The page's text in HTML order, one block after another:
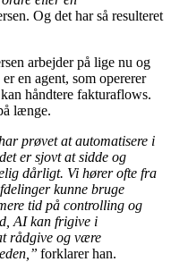
Og det har så resulteret
arbejder på lige nu og
en agent, som opererer
håndtere fakturaflows.
længe.
prøvet at automatisere i
er sjovt at sidde og
dårligt. Vi hører ofte fra
kunne bruge
tid på controlling og
AI kan frigive i
rådgive og være
forklarer han.